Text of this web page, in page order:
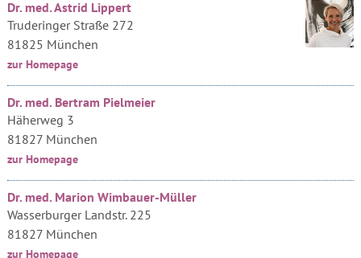
Dr. med. Astrid Lippert
Truderinger Straße 272
81825 München
zur Homepage
Dr. med. Bertram Pielmeier
Häherweg 3
81827 München
zur Homepage
Dr. med. Marion Wimbauer-Müller
Wasserburger Landstr. 225
81827 München
zur Homepage